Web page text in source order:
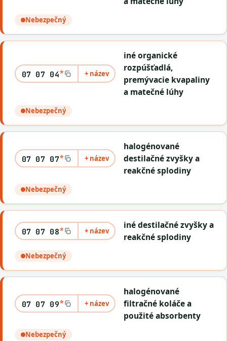
Nebezpečný
07 07 04* + název
iné organické
rozpúšťadlá,
premývacie kvapaliny
a matečné lúhy
Nebezpečný
07 07 07* + název
halogénované
destilačné zvyšky a
reakčné splodiny
Nebezpečný
07 07 08* + název
iné destilačné zvyšky a
reakčné splodiny
Nebezpečný
07 07 09* + název
halogénované
filtračné koláče a
použité absorbenty
Nebezpečný